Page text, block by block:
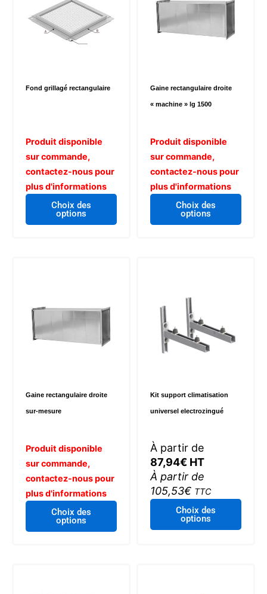
Fond grillagé rectangulaire
Produit disponible
sur commande,
contactez-nous pour
plus d'informations
Choix des
options
Gaine rectangulaire droite
« machine » lg 1500
Produit disponible
sur commande,
contactez-nous pour
plus d'informations
Choix des
options
Gaine rectangulaire droite
sur-mesure
Produit disponible
sur commande,
contactez-nous pour
plus d'informations
Choix des
options
Kit support climatisation
universel electrozingué
À partir de
87,94€ HT
À partir de
105,53€ TTC
Choix des
options